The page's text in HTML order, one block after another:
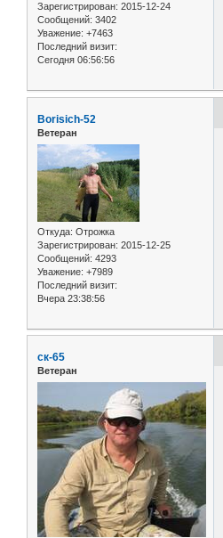
Зарегистрирован: 2015-12-24
Сообщений: 3402
Уважение: +7463
Последний визит:
Сегодня 06:56:56
Borisich-52
Ветеран
Откуда: Отрожка
Зарегистрирован: 2015-12-25
Сообщений: 4293
Уважение: +7989
Последний визит:
Вчера 23:38:56
ск-65
Ветеран